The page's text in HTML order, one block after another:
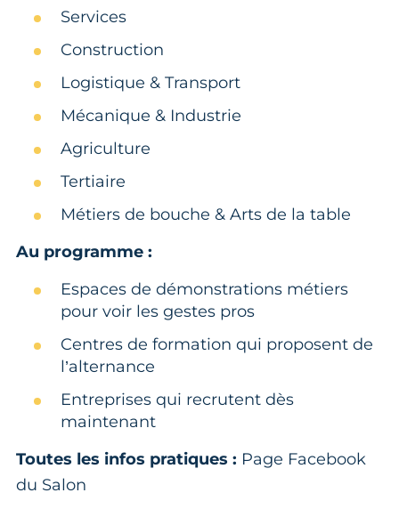
Services
Construction
Logistique & Transport
Mécanique & Industrie
Agriculture
Tertiaire
Métiers de bouche & Arts de la table
Au programme :
Espaces de démonstrations métiers
pour voir les gestes pros
Centres de formation qui proposent de
l’alternance
Entreprises qui recrutent dès
maintenant
Toutes les infos pratiques : Page Facebook
du Salon